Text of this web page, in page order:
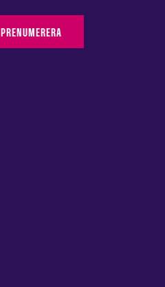
PRENUMERERA